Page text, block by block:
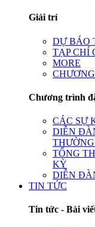
Giải trí
DỰ BÁO
TẠP CHÍ
MORE
Chương trình
CÁC SỰ
DIỄN
TỔNG
KỲ
DIỄN
TIN TỨC
Tin tức - Bài